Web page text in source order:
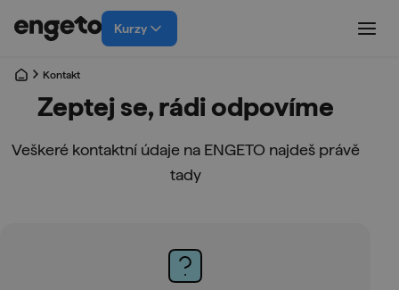
Kurzy
Kontakt
Zeptej se, rádi odpovíme
Veškeré kontaktní údaje na ENGETO najdeš právě
tady